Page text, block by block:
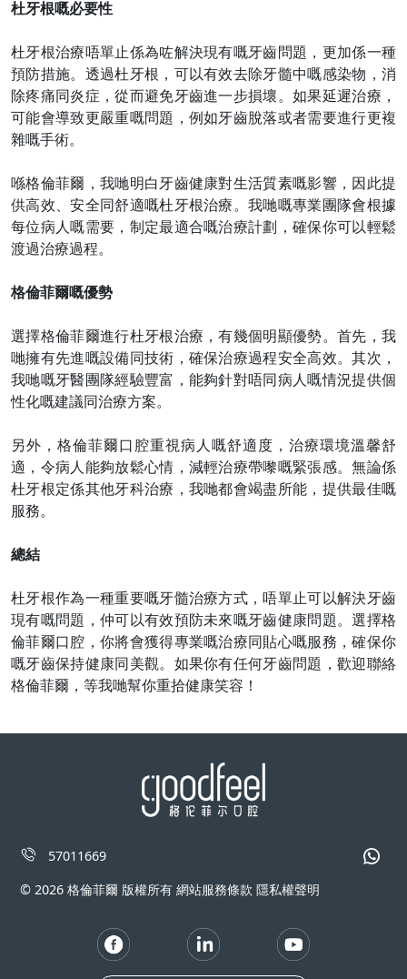
杜牙根嘅必要性
杜牙根治療唔單止係為咗解決現有嘅牙齒問題，更加係一種
預防措施。透過杜牙根，可以有效去除牙髓中嘅感染物，消
除疼痛同炎症，從而避免牙齒進一步損壞。如果延遲治療，
可能會導致更嚴重嘅問題，例如牙齒脫落或者需要進行更複
雜嘅手術。
喺格倫菲爾，我哋明白牙齒健康對生活質素嘅影響，因此提
供高效、安全同舒適嘅杜牙根治療。我哋嘅專業團隊會根據
每位病人嘅需要，制定最適合嘅治療計劃，確保你可以輕鬆
渡過治療過程。
格倫菲爾嘅優勢
選擇格倫菲爾進行杜牙根治療，有幾個明顯優勢。首先，我
哋擁有先進嘅設備同技術，確保治療過程安全高效。其次，
我哋嘅牙醫團隊經驗豐富，能夠針對唔同病人嘅情況提供個
性化嘅建議同治療方案。
另外，格倫菲爾口腔重視病人嘅舒適度，治療環境溫馨舒
適，令病人能夠放鬆心情，減輕治療帶嚟嘅緊張感。無論係
杜牙根定係其他牙科治療，我哋都會竭盡所能，提供最佳嘅
服務。
總結
杜牙根作為一種重要嘅牙髓治療方式，唔單止可以解決牙齒
現有嘅問題，仲可以有效預防未來嘅牙齒健康問題。選擇格
倫菲爾口腔，你將會獲得專業嘅治療同貼心嘅服務，確保你
嘅牙齒保持健康同美觀。如果你有任何牙齒問題，歡迎聯絡
格倫菲爾，等我哋幫你重拾健康笑容！
57011669
© 2026 格倫菲爾 版權所有 網站服務條款 隱私權聲明